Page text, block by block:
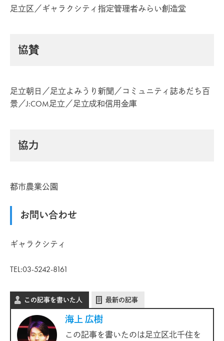
足立区／ギャラクシティ指定管理者みらい創造堂
協賛
足立朝日／足立よみうり新聞／コミュニティ誌あだち百
景／J:COM足立／足立成和信用金庫
協力
都市農業公園
お問い合わせ
ギャラクシティ
TEL:03-5242-8161
この記事を書いた人 最新の記事
海上 広樹
この記事を書いたのは足立区北千住を